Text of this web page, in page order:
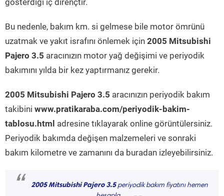
gösterdiği iç dirençtir.
Bu nedenle, bakım km. si gelmese bile motor ömrünü
uzatmak ve yakıt israfını önlemek için 2005 Mitsubishi
Pajero 3.5 aracınızın motor yağ değişimi ve periyodik
bakımını yılda bir kez yaptırmanız gerekir.
2005 Mitsubishi Pajero 3.5 aracınızın periyodik bakım
takibini www.pratikaraba.com/periyodik-bakim-
tablosu.html adresine tıklayarak online görüntülersiniz.
Periyodik bakımda değişen malzemeleri ve sonraki
bakım kilometre ve zamanını da buradan izleyebilirsiniz.
“ 2005 Mitsubishi Pajero 3.5periyodik bakım fiyatını hemen